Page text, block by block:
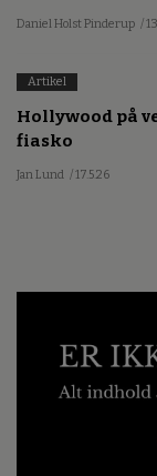
Daniel Holst Pinderup /
Artikel
Hollywood på
fiasko
Jan Lund / 17.5.26